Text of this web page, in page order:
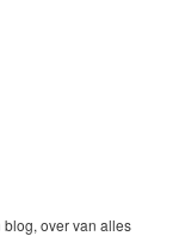
blog, over van alles